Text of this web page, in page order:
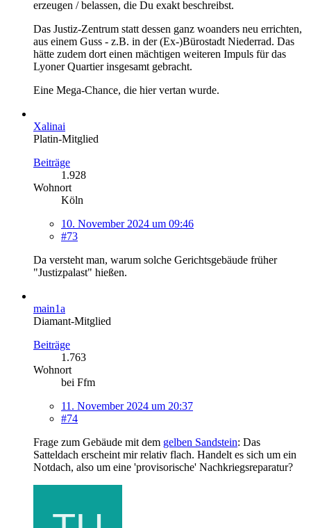
erzeugen / belassen, die Du exakt beschreibst.
Das Justiz-Zentrum statt dessen ganz woanders neu errichten,
aus einem Guss - z.B. in der (Ex-)Bürostadt Niederrad. Das
hätte zudem dort einen mächtigen weiteren Impuls für das
Lyoner Quartier insgesamt gebracht.
Eine Mega-Chance, die hier vertan wurde.
Xalinai
Platin-Mitglied
Beiträge
1.928
Wohnort
Köln
10. November 2024 um 09:46
#73
Da versteht man, warum solche Gerichtsgebäude früher
"Justizpalast" hießen.
main1a
Diamant-Mitglied
Beiträge
1.763
Wohnort
bei Ffm
11. November 2024 um 20:37
#74
Frage zum Gebäude mit dem gelben Sandstein: Das
Satteldach erscheint mir relativ flach. Handelt es sich um ein
Notdach, also um eine 'provisorische' Nachkriegsreparatur?